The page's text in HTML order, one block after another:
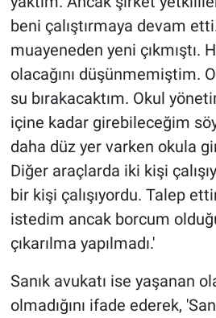
beni çalıştırmaya devam
muayeneden yeni çıkmıştı.
olacağını düşünmemiştim.
su bırakacaktım. Okul
içine kadar girebileceğim
daha düz yer varken okula
Diğer araçlarda iki kişi
bir kişi çalışıyordu. Talep
istedim ancak borcum
çıkarılma yapılmadı.'
Sanık avukatı ise yaşanan
olmadığını ifade ederek,